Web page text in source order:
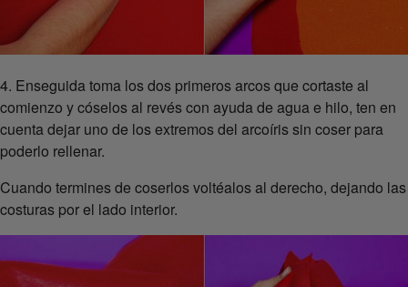
4. Enseguida toma los dos primeros arcos que cortaste al
comienzo y cóselos al revés con ayuda de agua e hilo, ten en
cuenta dejar uno de los extremos del arcoíris sin coser para
poderlo rellenar.
Cuando termines de coserlos voltéalos al derecho, dejando las
costuras por el lado interior.